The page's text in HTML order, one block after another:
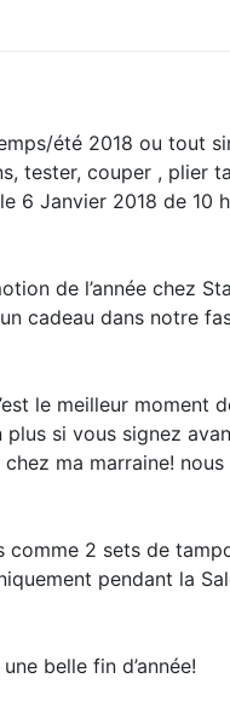
été 2018 ou tout
tester, couper , plier
6 Janvier 2018 de 10
de l’année chez
cadeau dans notre
le meilleur moment
si vous signez
ma marraine! nous
comme 2 sets de
pendant la
belle fin d’année!